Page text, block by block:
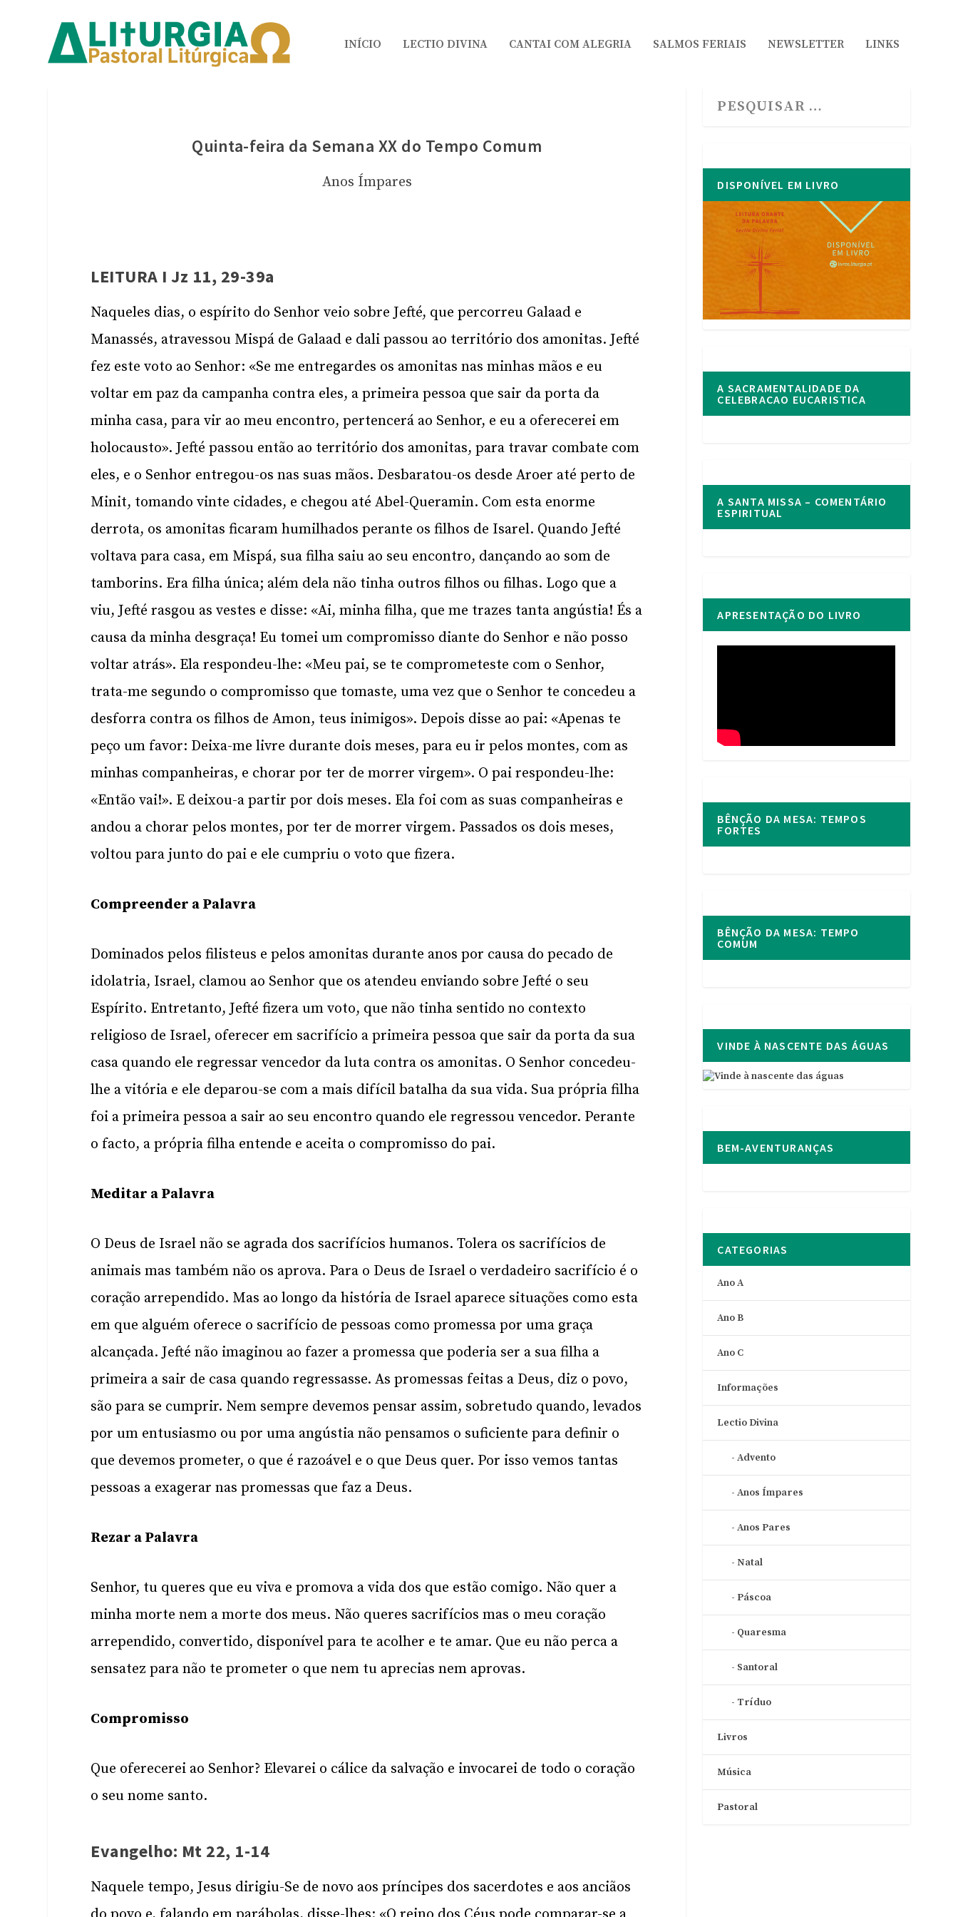
INÍCIO LECTIO DIVINA CANTAI COM ALEGRIA SALMOS FERIAIS NEWSLETTER LINKS
Quinta-feira da Semana XX do Tempo Comum
Anos Ímpares
LEITURA I Jz 11, 29-39a
Naqueles dias, o espírito do Senhor veio sobre Jefté, que percorreu Galaad e
Manassés, atravessou Mispá de Galaad e dali passou ao território dos amonitas. Jefté
fez este voto ao Senhor: «Se me entregardes os amonitas nas minhas mãos e eu
voltar em paz da campanha contra eles, a primeira pessoa que sair da porta da
minha casa, para vir ao meu encontro, pertencerá ao Senhor, e eu a oferecerei em
holocausto». Jefté passou então ao território dos amonitas, para travar combate com
eles, e o Senhor entregou-os nas suas mãos. Desbaratou-os desde Aroer até perto de
Minit, tomando vinte cidades, e chegou até Abel-Queramin. Com esta enorme
derrota, os amonitas ficaram humilhados perante os filhos de Isarel. Quando Jefté
voltava para casa, em Mispá, sua filha saiu ao seu encontro, dançando ao som de
tamborins. Era filha única; além dela não tinha outros filhos ou filhas. Logo que a
viu, Jefté rasgou as vestes e disse: «Ai, minha filha, que me trazes tanta angústia! És a
causa da minha desgraça! Eu tomei um compromisso diante do Senhor e não posso
voltar atrás». Ela respondeu-lhe: «Meu pai, se te comprometeste com o Senhor,
trata-me segundo o compromisso que tomaste, uma vez que o Senhor te concedeu a
desforra contra os filhos de Amon, teus inimigos». Depois disse ao pai: «Apenas te
peço um favor: Deixa-me livre durante dois meses, para eu ir pelos montes, com as
minhas companheiras, e chorar por ter de morrer virgem». O pai respondeu-lhe:
«Então vai!». E deixou-a partir por dois meses. Ela foi com as suas companheiras e
andou a chorar pelos montes, por ter de morrer virgem. Passados os dois meses,
voltou para junto do pai e ele cumpriu o voto que fizera.
Compreender a Palavra
Dominados pelos filisteus e pelos amonitas durante anos por causa do pecado de
idolatria, Israel, clamou ao Senhor que os atendeu enviando sobre Jefté o seu
Espírito. Entretanto, Jefté fizera um voto, que não tinha sentido no contexto
religioso de Israel, oferecer em sacrifício a primeira pessoa que sair da porta da sua
casa quando ele regressar vencedor da luta contra os amonitas. O Senhor concedeu-
lhe a vitória e ele deparou-se com a mais difícil batalha da sua vida. Sua própria filha
foi a primeira pessoa a sair ao seu encontro quando ele regressou vencedor. Perante
o facto, a própria filha entende e aceita o compromisso do pai.
Meditar a Palavra
O Deus de Israel não se agrada dos sacrifícios humanos. Tolera os sacrifícios de
animais mas também não os aprova. Para o Deus de Israel o verdadeiro sacrifício é o
coração arrependido. Mas ao longo da história de Israel aparece situações como esta
em que alguém oferece o sacrifício de pessoas como promessa por uma graça
alcançada. Jefté não imaginou ao fazer a promessa que poderia ser a sua filha a
primeira a sair de casa quando regressasse. As promessas feitas a Deus, diz o povo,
são para se cumprir. Nem sempre devemos pensar assim, sobretudo quando, levados
por um entusiasmo ou por uma angústia não pensamos o suficiente para definir o
que devemos prometer, o que é razoável e o que Deus quer. Por isso vemos tantas
pessoas a exagerar nas promessas que faz a Deus.
Rezar a Palavra
Senhor, tu queres que eu viva e promova a vida dos que estão comigo. Não quer a
minha morte nem a morte dos meus. Não queres sacrifícios mas o meu coração
arrependido, convertido, disponível para te acolher e te amar. Que eu não perca a
sensatez para não te prometer o que nem tu aprecias nem aprovas.
Compromisso
Que oferecerei ao Senhor? Elevarei o cálice da salvação e invocarei de todo o coração
o seu nome santo.
Evangelho: Mt 22, 1-14
Naquele tempo, Jesus dirigiu-Se de novo aos príncipes dos sacerdotes e aos anciãos
DISPONÍVEL EM LIVRO
A SACRAMENTALIDADE DA
CELEBRACAO EUCARISTICA
A SANTA MISSA – COMENTÁRIO
ESPIRITUAL
APRESENTAÇÃO DO LIVRO
BÊNÇÃO DA MESA: TEMPOS
FORTES
BÊNÇÃO DA MESA: TEMPO
COMUM
VINDE À NASCENTE DAS ÁGUAS
BEM-AVENTURANÇAS
CATEGORIAS
Ano A
Ano B
Ano C
Informações
Lectio Divina
Advento
Anos Ímpares
Anos Pares
Natal
Páscoa
Quaresma
Santoral
Tríduo
Livros
Música
Pastoral